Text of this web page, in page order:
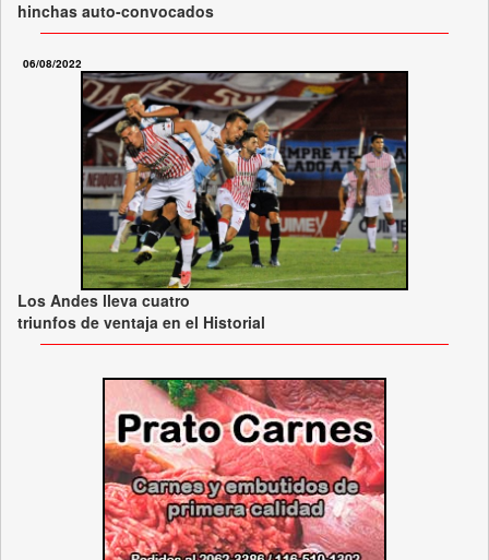
hinchas auto-convocados
06/08/2022
Los Andes lleva cuatro
triunfos de ventaja en el Historial